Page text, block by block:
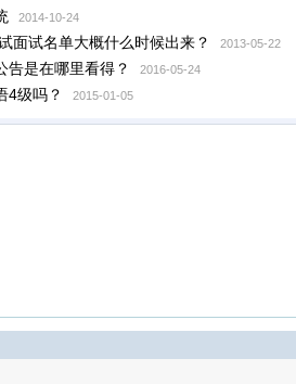
2014-10-24
面试名单大概什么时候出来？ 2013-05-22
告是在哪里看得？ 2016-05-24
4级吗？ 2015-01-05